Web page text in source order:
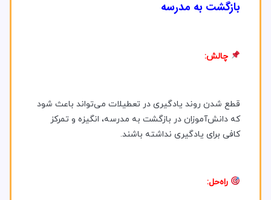
بازگشت به مدرسه
چالش:
قطع شدن روند یادگیری در تعطیلات می‌تواند باعث شود
که دانش‌آموزان در بازگشت به مدرسه، انگیزه و تمرکز
کافی برای یادگیری نداشته باشند.
راه‌حل: